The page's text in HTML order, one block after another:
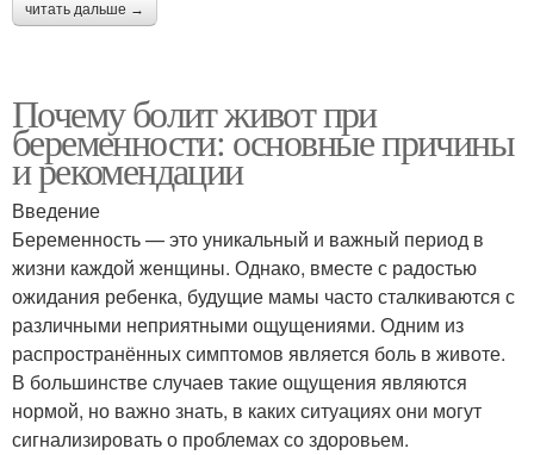
читать дальше →
Почему болит живот при
беременности: основные причины
и рекомендации
Введение
Беременность — это уникальный и важный период в
жизни каждой женщины. Однако, вместе с радостью
ожидания ребенка, будущие мамы часто сталкиваются с
различными неприятными ощущениями. Одним из
распространённых симптомов является боль в животе.
В большинстве случаев такие ощущения являются
нормой, но важно знать, в каких ситуациях они могут
сигнализировать о проблемах со здоровьем.